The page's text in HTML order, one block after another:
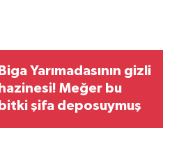
Biga Yarımadasının gizli
hazinesi! Meğer bu
bitki şifa deposuymuş